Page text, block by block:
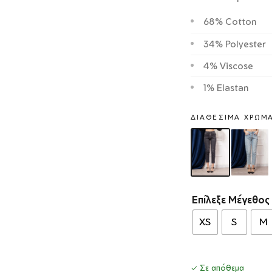
68% Cotton
34% Polyester
4% Viscose
1% Elastan
ΔΙΑΘΈΣΙΜΑ
Επίλεξε Μέγεθος
XS
S M
✓ Σε απόθεμα